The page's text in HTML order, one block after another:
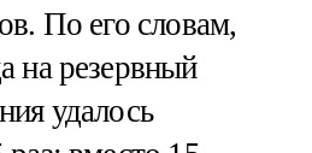
По его словам,
на резервный
удалось